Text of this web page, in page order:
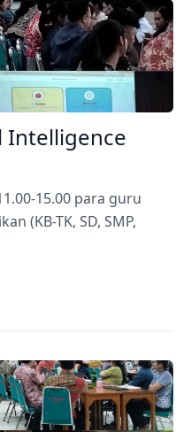
Intelligence
15.00 para guru
(KB-TK, SD, SMP,